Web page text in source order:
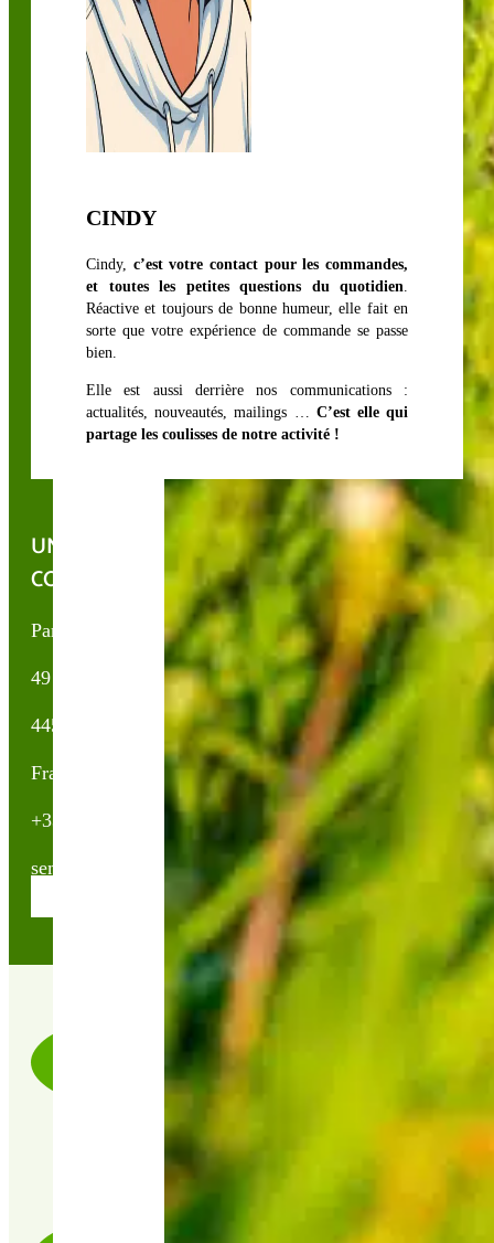
CINDY
Cindy, c’est votre contact pour les commandes,
et toutes les petites questions du quotidien.
Réactive et toujours de bonne humeur, elle fait en
sorte que votre expérience de commande se passe
bien.
Elle est aussi derrière nos communications :
actualités, nouveautés, mailings … C’est elle qui
partage les coulisses de notre activité !
UNE QUESTION, UN CONSEIL ?
CONTACTEZ-NOUS !
Partner & Co SAS
49 avenue du Général de Gaulle
44500 La Baule Escoublac
France
+33(0)2 40 23 63 24
sembio@partnerandco.fr
Contactez nos conseillères
LIVRAISON RAPIDE & SOIGNÉE